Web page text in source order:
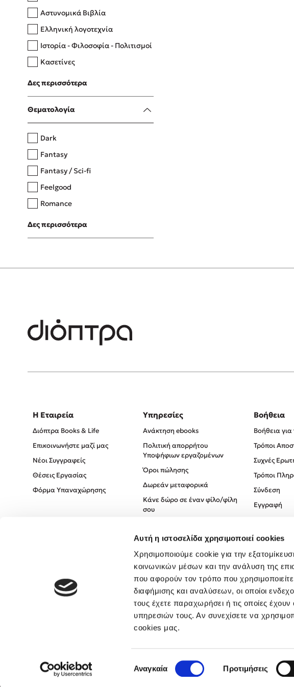
Αυτή η ιστοσελίδα χρησιμοποιεί cookies
Χρησιμοποιούμε cookie για την
κοινωνικών μέσων και την ανάλυση της
που αφορούν τον τρόπο που
διαφήμισης και αναλύσεων, οι οποίοι
τους έχετε παραχωρήσει ή τις οποίες
υπηρεσιών τους. Αν συνεχίσετε να
cookies μας.
συγκατάθεσης
Αναγκαία Προτιμήσεις
Δανάη Δεληγεώργη
Πάνω, κάτω, μπροστά, πίσω
Η μέθοδος Αφήστε τους
Αστυνομικά Βιβλία
Ελληνική λογοτεχνία
Ιστορία - Φιλοσοφία - Πολιτισμοί
Κασετίνες
Λευκώματα - Έγχρωμοι οδηγοί
Μαγειρική
Δες περισσότερα
Θεματολογία
Dark
Fantasy
Fantasy / Sci-fi
Feelgood
Romance
Upmarket
Young Adult
Δες περισσότερα
Η Εταιρεία
Διόπτρα Books & Life
Επικοινωνήστε μαζί μας
Νέοι Συγγραφείς
Θέσεις Εργασίας
Φόρμα Υπαναχώρησης
Υπηρεσίες
Ανάκτηση ebooks
Πολιτική απορρήτου
Υποψήφιων εργαζομένων
Όροι πώλησης
Δωρεάν μεταφορικά
Κάνε δώρο σε έναν φίλο/φίλη
σου
Πολιτική Απορρήτου
Όροι χρήσης
Βοήθεια
Βοήθεια
Τρόποι
Συχνές
Τρόποι
Σύνδεση
Εγγραφή